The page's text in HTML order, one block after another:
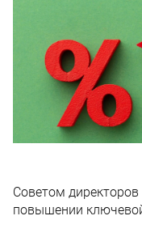
Советом
повышении